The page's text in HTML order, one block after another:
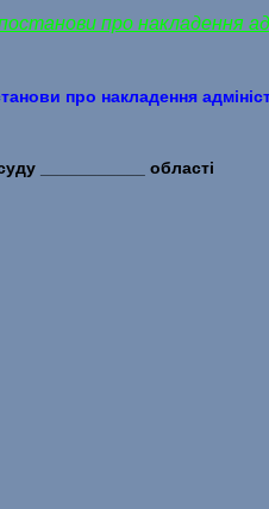
про
про накладення
___________ області